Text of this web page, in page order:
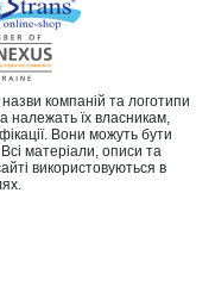
компаній та логотипи
належать їх власникам,
Вони можуть бути
матеріали, описи та
використовуються в